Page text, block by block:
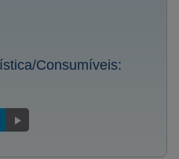
Consumíveis: